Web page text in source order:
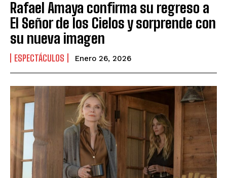
Rafael Amaya confirma su regreso a
El Señor de los Cielos y sorprende con
su nueva imagen
ESPECTÁCULOS Enero 26, 2026